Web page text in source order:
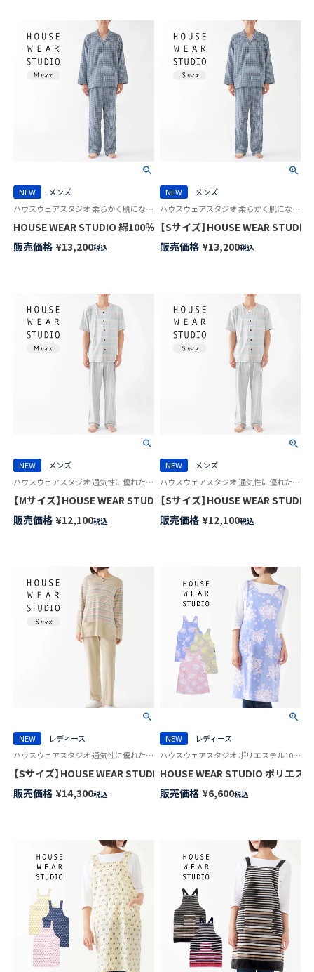
NEW
メンズ
ハウスウェアスタジオ 柔らかく肌になじむ ダブルガーゼ 紳士 スリープウェア HWS
HOUSE WEAR STUDIO 綿100％ 2重ガーゼ裏起毛 千鳥チェック 前
販売価格 ¥13,200税込
NEW
メンズ
ハウスウェアスタジオ 柔らかく肌になじむ ダブルガーゼ 紳士 スリープウェア HWS
【Sサイズ】HOUSE WEAR
販売価格 ¥13,200税込
NEW
メンズ
ハウスウェアスタジオ 通気性に優れた コットン100％ 紳士 スリープウェア HWS
【Mサイズ】HOUSE WEAR STUDIO 綿100％ 30スムース エスポワ
販売価格 ¥12,100税込
NEW
メンズ
ハウスウェアスタジオ 通気性に優れた コットン100％ 紳士 スリープウェア HWS
【Sサイズ】HOUSE WEAR
販売価格 ¥12,100税込
NEW
レディース
ハウスウェアスタジオ 通気性に優れた コットン100％ 婦人 スリープウェア HWS
【Sサイズ】HOUSE WEAR STUDIO 綿100％ かぶり 30スムース
販売価格 ¥14,300税込
NEW
レディース
ハウスウェアスタジオ ポリエステル100％なので汚れに強くお手入れ簡単！ 袖なし かぶるだけ
HOUSE WEAR STUDIO ポリエス
販売価格 ¥6,600税込